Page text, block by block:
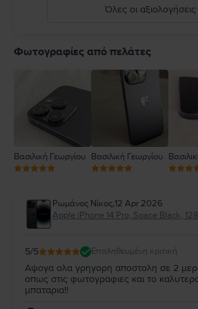
ro/guide/iphone/iph301fc905/iosΌλες οι αξιολογήσεις
4
Φωτογραφίες από πελάτες
Βασιλική Γεωργίου Βασιλική Γεωργίου
Ρωμάνος Νίκος,12 Apr 2026
Apple iPhone 14 Pro, Space Black,
5/5 Επαληθευμένη κριτική
Αψογα ολα γρηγορη αποστολη σε 2
οπως στις φωτογραφιες και το
μπαταρια!!